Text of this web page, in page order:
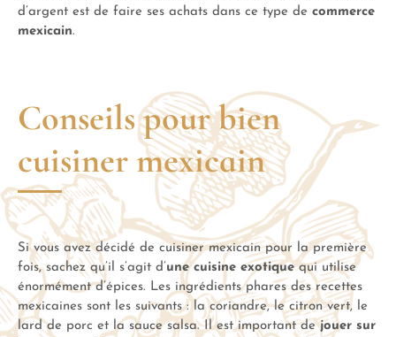
d’argent est de faire ses achats dans ce type de commerce
mexicain.
Conseils pour bien
cuisiner mexicain
Si vous avez décidé de cuisiner mexicain pour la première
fois, sachez qu’il s’agit d’une cuisine exotiquequi utilise
énormément d’épices. Les ingrédients phares des recettes
mexicaines sont les suivants : la coriandre, le citron vert, le
lard de porc et la sauce salsa. Il est important dejouer sur